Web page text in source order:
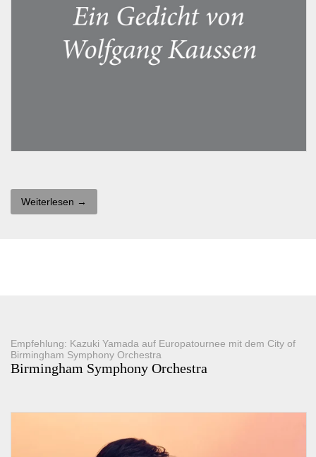
Weiterlesen →
Empfehlung: Kazuki Yamada auf Europatournee mit dem City of
Birmingham Symphony Orchestra
Birmingham Symphony Orchestra